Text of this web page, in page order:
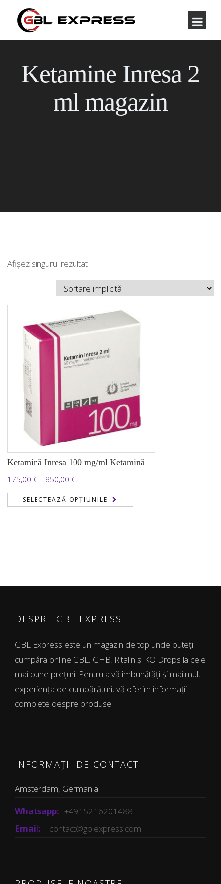
Ketamine Inresa 2
ml magazin
Afișez singurul rezultat
Ketamină Inresa 100 mg/ml Ketamină
175,00 €– 850,00 €Interval
de
prețuri:
SELECTEAZĂ OPȚIUNILE
DESPRE GBL EXPRESS
GBL Express este un magazin de top unde puteți
cumpăra online GBL, GHB, Ritalin și KO Drops la cele
mai bune prețuri. Pentru a vă îmbunătăți și mai mult
experiența de cumpărături, vă oferim informații
complete despre produse.
INFORMAȚII DE CONTACT
Amsterdam, Germania
Whatsapp: +4915216201488
Email:
contact@gblexpress.com